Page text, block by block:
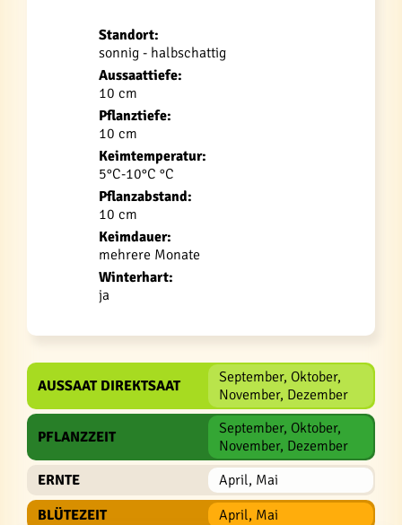
Standort:
sonnig - halbschattig
Aussaattiefe:
10 cm
Pflanztiefe:
10 cm
Keimtemperatur:
5°C-10°C °C
Pflanzabstand:
10 cm
Keimdauer:
mehrere Monate
Winterhart:
ja
AUSSAAT DIREKTSAAT
September, Oktober,
November, Dezember
PFLANZZEIT
September, Oktober,
November, Dezember
ERNTE
April, Mai
BLÜTEZEIT
April, Mai